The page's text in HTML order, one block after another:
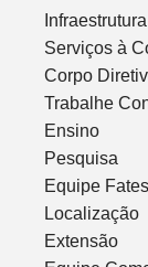
Infraestrutura
Serviços à
Corpo
Trabalhe
Ensino
Pesquisa
Equipe
Localização
Extensão